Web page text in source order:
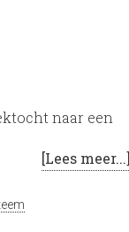
naar een
[Lees meer...]